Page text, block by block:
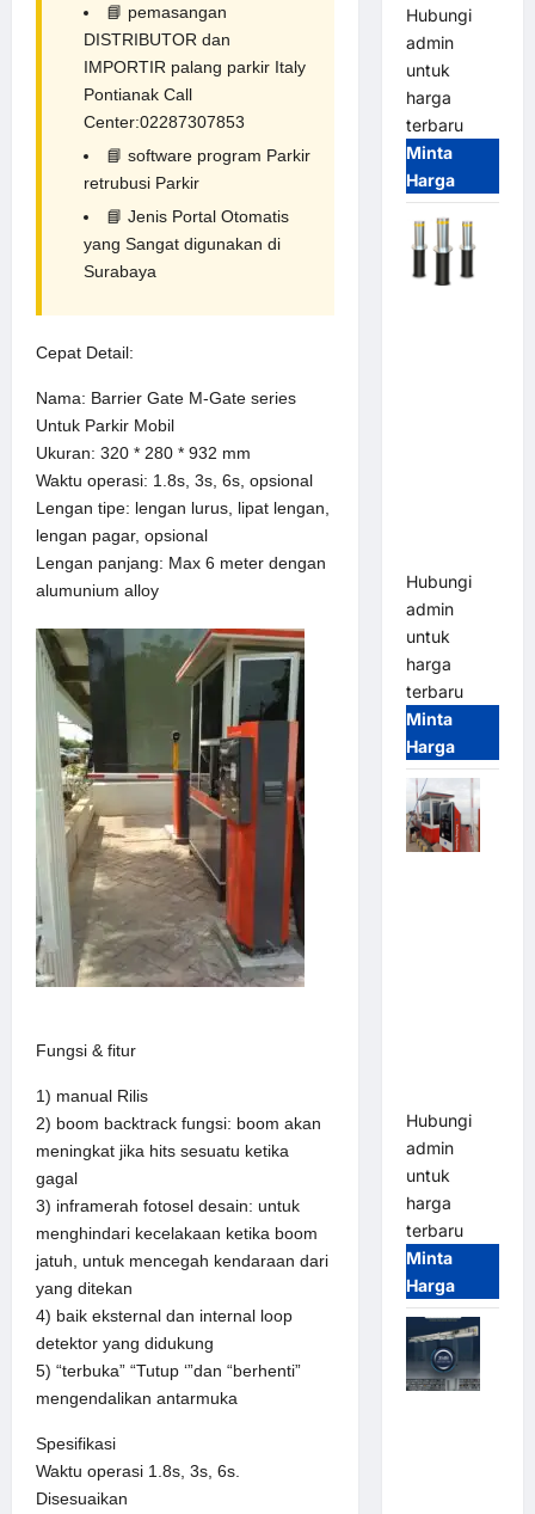
📘 pemasangan
DISTRIBUTOR dan
IMPORTIR palang parkir Italy
Pontianak Call
Center:02287307853
📘 software program Parkir
retrubusi Parkir
📘 Jenis Portal Otomatis
yang Sangat digunakan di
Surabaya
Cepat Detail:
Nama: Barrier Gate M-Gate series
Untuk Parkir Mobil
Ukuran: 320 * 280 * 932 mm
Waktu operasi: 1.8s, 3s, 6s, opsional
Lengan tipe: lengan lurus, lipat lengan,
lengan pagar, opsional
Lengan panjang: Max 6 meter dengan
alumunium alloy
Fungsi & fitur
1) manual Rilis
2) boom backtrack fungsi: boom akan
meningkat jika hits sesuatu ketika
gagal
3) inframerah fotosel desain: untuk
menghindari kecelakaan ketika boom
jatuh, untuk mencegah kendaraan dari
yang ditekan
4) baik eksternal dan internal loop
detektor yang didukung
5) “terbuka” “Tutup ‘”dan “berhenti”
mengendalikan antarmuka
Spesifikasi
Waktu operasi 1.8s, 3s, 6s.
Disesuaikan
Hubungi
admin
untuk
harga
terbaru
Minta
Harga
Hubungi
admin
untuk
harga
terbaru
Minta
Harga
Hubungi
admin
untuk
harga
terbaru
Minta
Harga